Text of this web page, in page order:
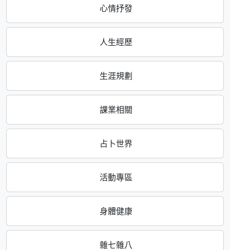
心情抒發
人生經歷
生涯規劃
課業相關
占卜世界
活動專區
身體健康
雜七雜八